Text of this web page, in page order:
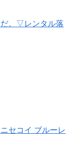
。▽レンタル落
セコイ ブルーレ